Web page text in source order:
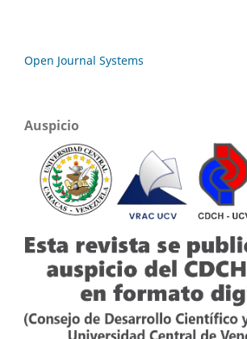
Open Journal Systems
Auspicio